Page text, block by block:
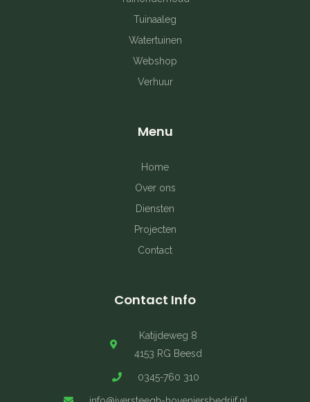
Contact Info
Katijdeweg 8
4153 RG Beesd
0345-760 310
Menu
Home
Over ons
Diensten
Projecten
Contact
Tuinaaleg
Watertuinen
Webshop
Verhuur
g
r
a